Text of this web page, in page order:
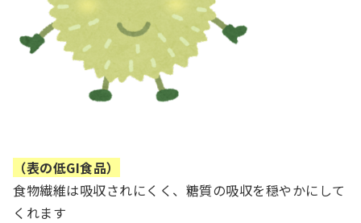
（表の低GI食品）
食物繊維は吸収されにくく、糖質の吸収を穏やかにして
くれます